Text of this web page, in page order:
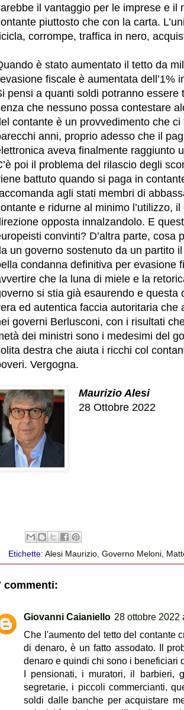
il vantaggio per le imprese e il
piuttosto che con la carta.
corrompe, traffica in nero,
è stato aumentato il tetto da
fiscale è aumentata dell’1%
pensi a quanti soldi potranno essere
che nessuno possa contestare
contante è un provvedimento che
anni, proprio adesso che il
aveva finalmente raggiunto
poi il problema del rilascio degli
battuto quando si paga in
agli stati membri di
e ridurne al minimo l’utilizzo,
opposta innalzandolo. E
convinti? D’altra parte, cosa
un governo sostenuto da un partito
condanna definitiva per evasione
che la luna di miele e la
si stia già esaurendo e questa
ed autentica faccia autoritaria che
governi Berlusconi, con i risultati
dei ministri sono i medesimi del
destra che aiuta i ricchi col
Vergogna.
Maurizio Alesi
28 Ottobre 2022
Etichette:Alesi Maurizio,Governo Meloni,
commenti:
Giovanni Caianiello 28 ottobre 2022
Che l'aumento del tetto del contante
di denaro, è un fatto assodato. Il
denaro e quindi chi sono i beneficiari
I pensionati, i muratori, il barbieri,
segretarie, i piccoli commercianti,
soldi dalle banche per acquistare